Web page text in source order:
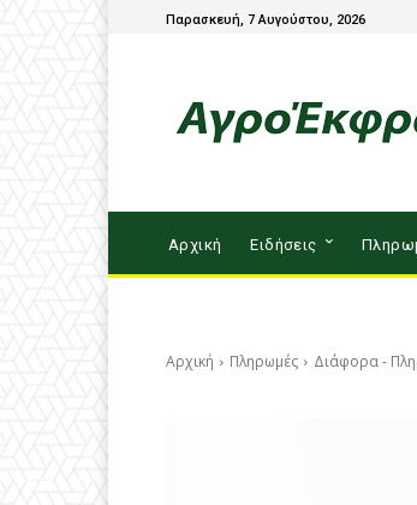
Παρασκευή, 7 Αυγούστου, 2026
Αρχική Ειδήσεις
Αρχική Πληρωμές Διάφορα -